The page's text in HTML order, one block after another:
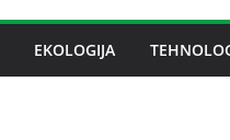
EKOLOGIJA